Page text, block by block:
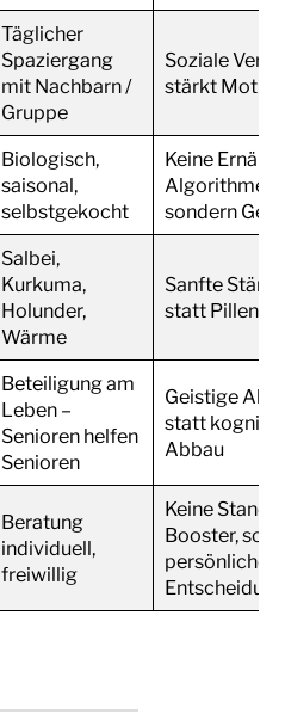
Täglicher
Spaziergang
mit Nachbarn /
Gruppe
Soziale
stärkt
Biologisch,
saisonal,
selbstgekocht
Keine
Algorithmen,
sondern
Salbei,
Kurkuma,
Holunder,
Wärme
Sanfte
statt
Beteiligung am
Leben –
Senioren helfen
Senioren
Geistige
statt
Abbau
Beratung
individuell,
freiwillig
Keine
Booster,
persönliche
Entscheidung